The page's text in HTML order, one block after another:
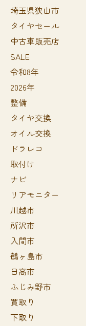
埼玉県狭山市
タイヤセール
中古車販売店
SALE
令和8年
2026年
整備
タイヤ交換
オイル交換
ドラレコ
取付け
ナビ
リアモニター
川越市
所沢市
入間市
鶴ヶ島市
日高市
ふじみ野市
買取り
下取り